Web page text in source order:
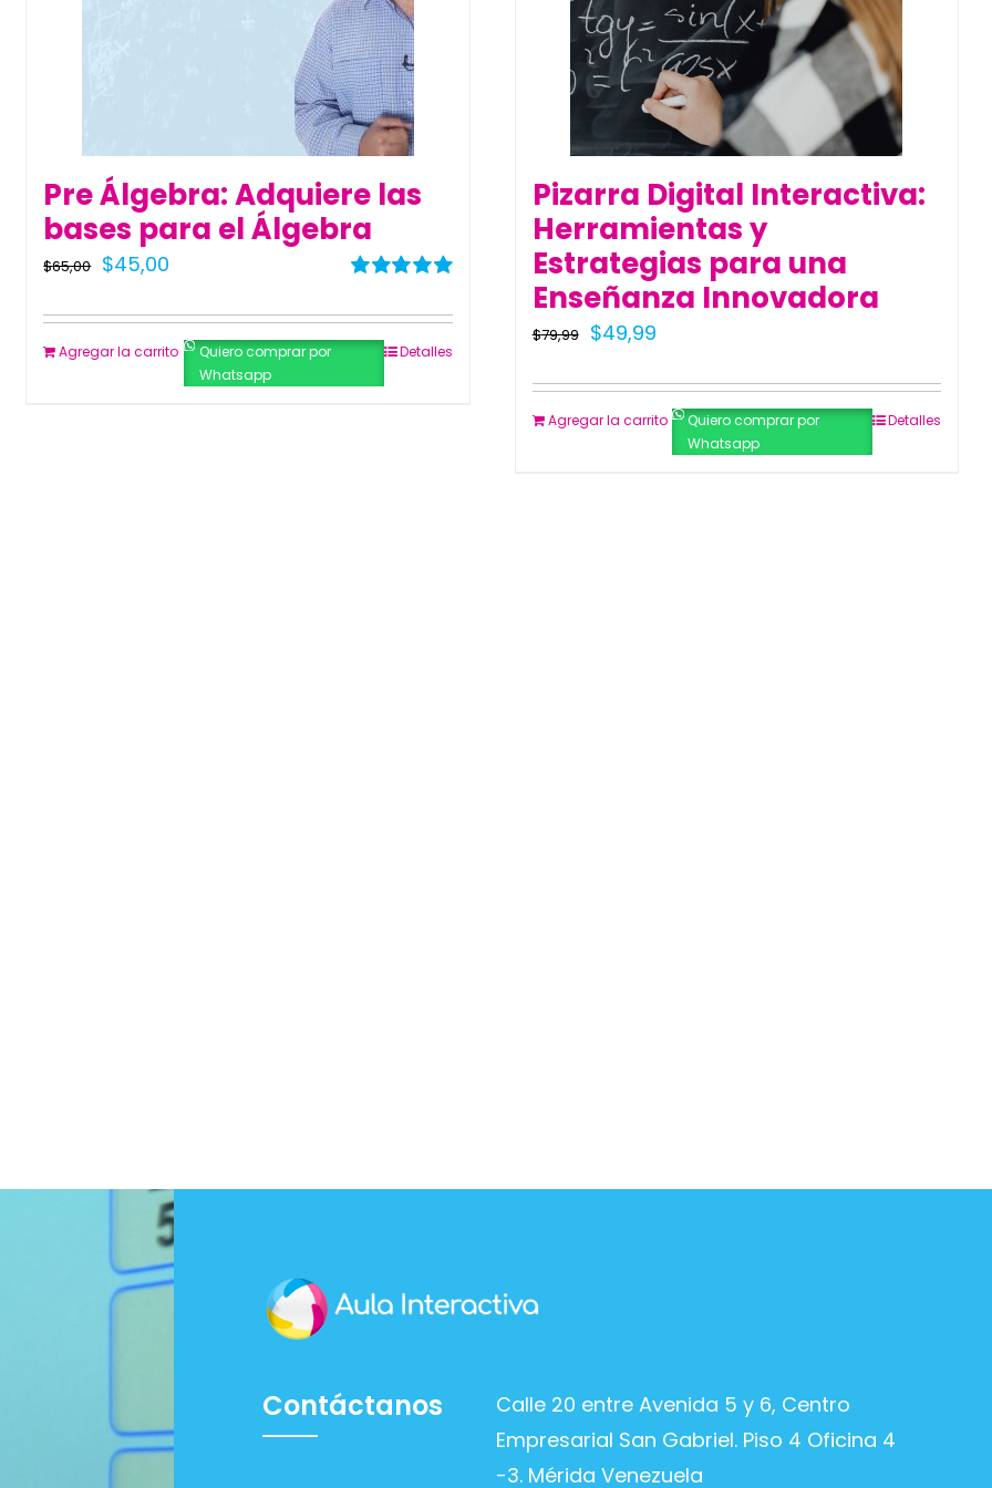
Pre Álgebra: Adquiere las
bases para el Álgebra
con5.00de 5
$65,00 El
$45,00
actual
Agregar la carrito Detalles
Quiero comprar por
Whatsapp
Pizarra Digital Interactiva:
Herramientas y
Estrategias para una
Enseñanza Innovadora
$79,99 El
$49,99El
actual
Agregar la carrito Detalles
Quiero comprar por
Whatsapp
Contáctanos
Calle 20 entre Avenida 5 y 6, Centro
Empresarial San Gabriel. Piso 4 Oficina 4
-3. Mérida Venezuela